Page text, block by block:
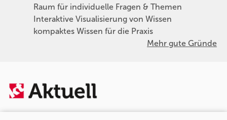
Raum für individuelle Fragen & Themen
Interaktive Visualisierung von Wissen
kompaktes Wissen für die Praxis
Mehr gute Gründe